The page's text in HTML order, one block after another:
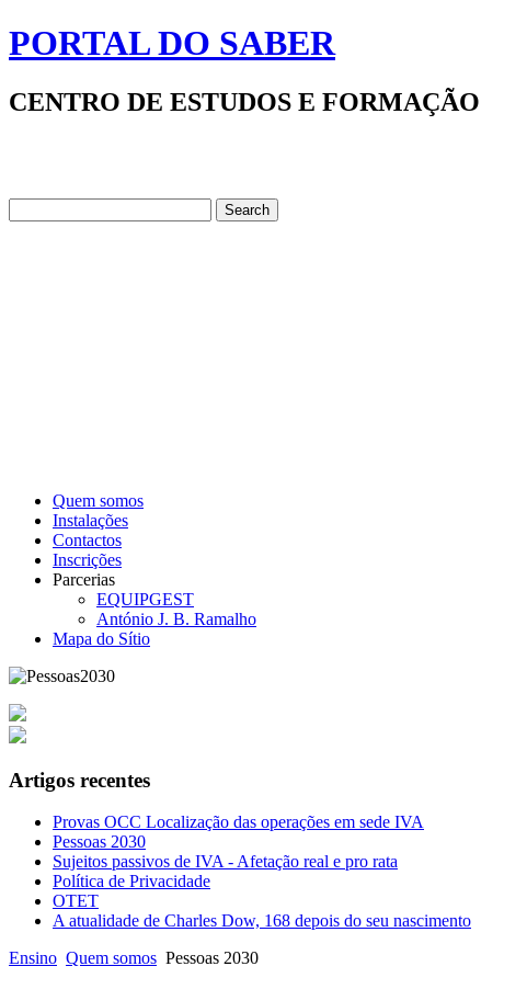
PORTAL DO SABER
CENTRO DE ESTUDOS E FORMAÇÃO
Quem somos
Instalações
Contactos
Inscrições
Parcerias
EQUIPGEST
António J. B. Ramalho
Mapa do Sítio
Artigos recentes
Provas OCC Localização das operações em sede IVA
Pessoas 2030
Sujeitos passivos de IVA - Afetação real e pro rata
Política de Privacidade
OTET
A atualidade de Charles Dow, 168 depois do seu nascimento
Ensino Quem somos Pessoas 2030